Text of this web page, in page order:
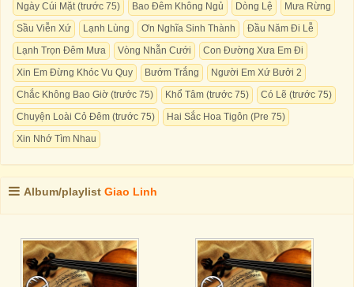
Ngày Cúi Mặt (trước 75) Bao Đêm Không Ngủ Dòng Lệ
Mưa Rừng
Sầu Viễn Xứ
Lạnh Lùng Ơn Nghĩa Sinh Thành
Đầu Năm Đi Lễ
Lạnh Trọn Đêm Mưa
Vòng Nhẫn Cưới
Con Đường Xưa Em Đi
Xin Em Đừng Khóc Vu Quy
Bướm Trắng
Người Em Xứ Bưởi 2
Chắc Không Bao Giờ (trước 75)
Khổ Tâm (trước 75)
Có Lẽ (trước 75)
Chuyện Loài Cỏ Đêm (trước 75)
Hai Sắc Hoa Tigôn (Pre 75)
Xin Nhớ Tìm Nhau
Album/playlist Giao Linh